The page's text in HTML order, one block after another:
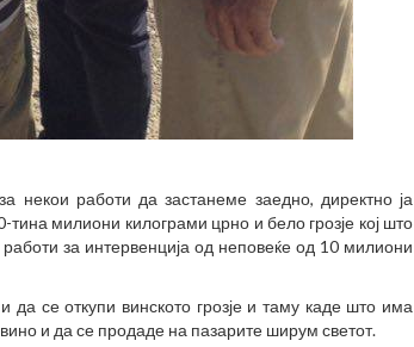
работи да застанеме заедно, директно ја
милиони килограми црно и бело грозје кој што
за интервенција од неповеќе од 10 милиони
се откупи винското грозје и таму каде што има
и да се продаде на пазарите ширум светот.